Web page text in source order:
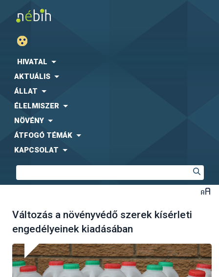
HIVATAL
AKTUÁLIS
ÁLLAT
ÉLELMISZER
NÖVÉNY
ÁTFOGÓ TÉMÁK
KAPCSOLAT
Változás a növényvédő szerek kísérleti
engedélyeinek kiadásában